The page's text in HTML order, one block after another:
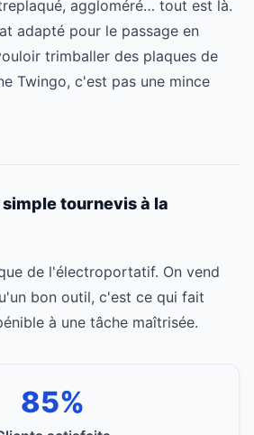
aggloméré… tout est là.
adapté pour le passage en
trimballer des plaques de
Twingo, c'est pas une mince
tournevis à la
de l'électroportatif. On vend
bon outil, c'est ce qui fait
à une tâche maîtrisée.
85%